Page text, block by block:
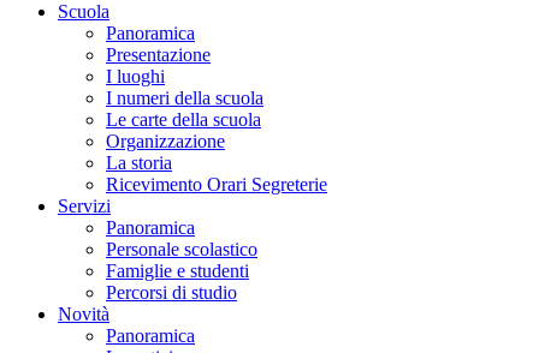
Scuola
Panoramica
Presentazione
I luoghi
I numeri della scuola
Le carte della scuola
Organizzazione
La storia
Ricevimento Orari Segreterie
Servizi
Panoramica
Personale scolastico
Famiglie e studenti
Percorsi di studio
Novità
Panoramica